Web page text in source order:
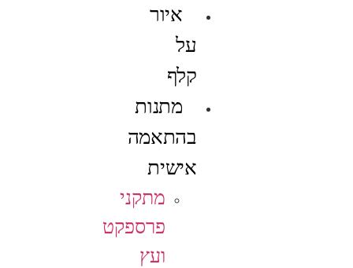
איור
על
קלף
מתנות
בהתאמה
אישית
מתקני
פרספקט
ועץ